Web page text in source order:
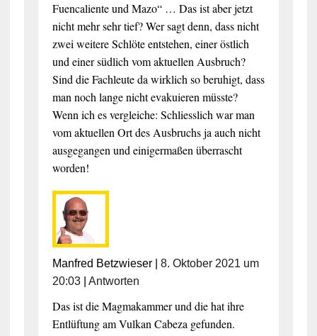
Fuencaliente und Mazo“ … Das ist aber jetzt
nicht mehr sehr tief? Wer sagt denn, dass nicht
zwei weitere Schlöte entstehen, einer östlich
und einer südlich vom aktuellen Ausbruch?
Sind die Fachleute da wirklich so beruhigt, dass
man noch lange nicht evakuieren müsste?
Wenn ich es vergleiche: Schliesslich war man
vom aktuellen Ort des Ausbruchs ja auch nicht
ausgegangen und einigermaßen überrascht
worden!
Manfred Betzwieser| 8. Oktober 2021 um
20:03| Antworten
Das ist die Magmakammer und die hat ihre
Entlüftung am Vulkan Cabeza gefunden.